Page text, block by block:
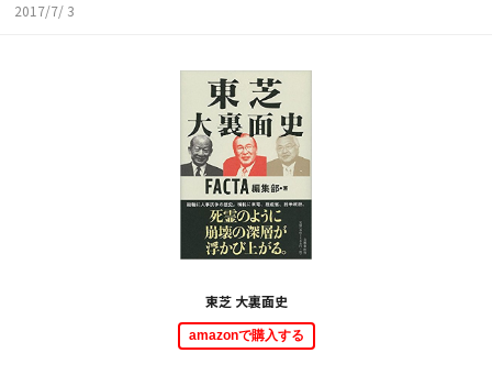
2017/7/ 3
東芝 大裏面史
amazonで購入する